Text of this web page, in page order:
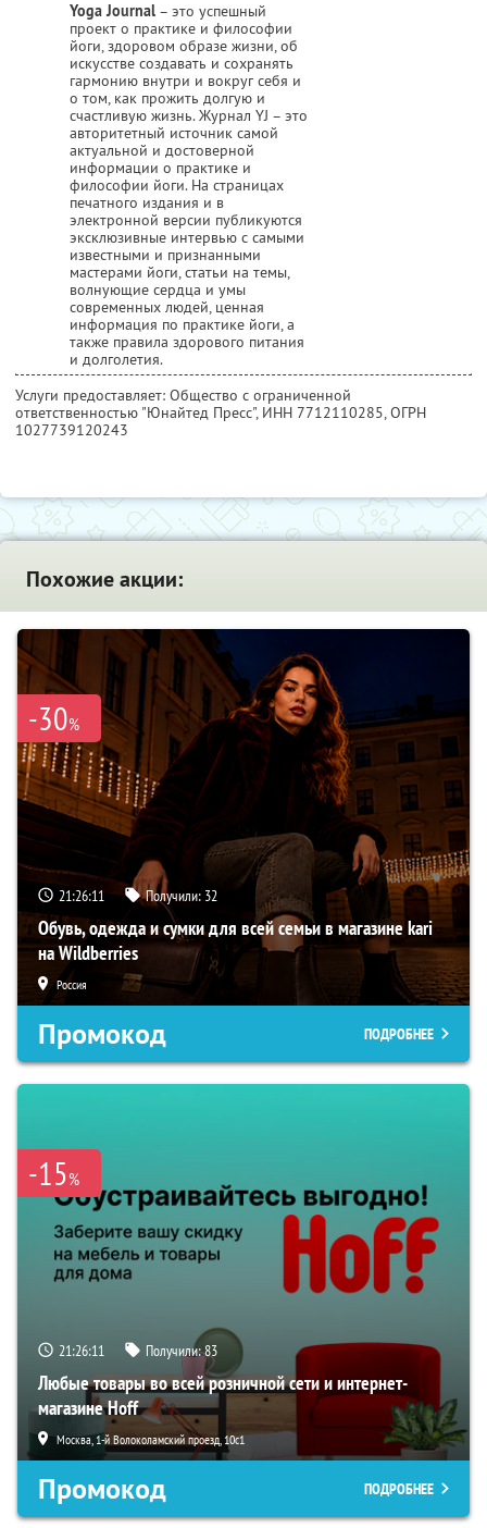
Yoga Journal – это успешный
проект о практике и философии
йоги, здоровом образе жизни, об
искусстве создавать и сохранять
гармонию внутри и вокруг себя и
о том, как прожить долгую и
счастливую жизнь. Журнал YJ – это
авторитетный источник самой
актуальной и достоверной
информации о практике и
философии йоги. На страницах
печатного издания и в
электронной версии публикуются
эксклюзивные интервью с самыми
известными и признанными
мастерами йоги, статьи на темы,
волнующие сердца и умы
современных людей, ценная
информация по практике йоги, а
также правила здорового питания
и долголетия.
Услуги предоставляет: Общество с ограниченной
ответственностью "Юнайтед Пресс", ИНН 7712110285, ОГРН
1027739120243
Похожие акции:
-30%
21:26:09 Получили: 32
Обувь, одежда и сумки для всей семьи в магазине kari
на Wildberries
Россия
Промокод ПОДРОБНЕЕ
-15%
21:26:09 Получили:83
Любые товары во всей розничной сети и интернет-
магазине Hoff
Москва, 1-й Волоколамский проезд, 10с1
Промокод ПОДРОБНЕЕ